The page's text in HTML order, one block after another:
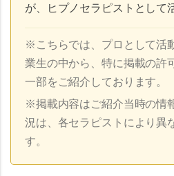
が、ヒプノセラピストとして
※こちらでは、プロとして活
業生の中から、特に掲載の許
一部をご紹介しております。
※掲載内容はご紹介当時の情
況は、各セラピストにより異
す。